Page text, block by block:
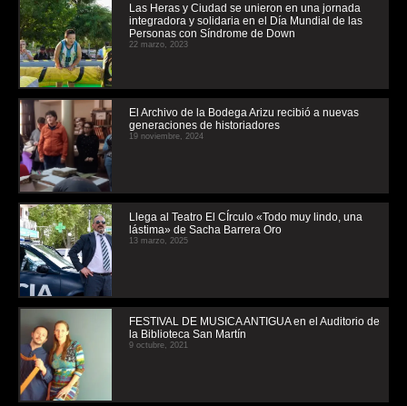
Las Heras y Ciudad se unieron en una jornada
integradora y solidaria en el Día Mundial de las
Personas con Síndrome de Down
22 marzo, 2023
El Archivo de la Bodega Arizu recibió a nuevas
generaciones de historiadores
19 noviembre, 2024
Llega al Teatro El CÍrculo «Todo muy lindo, una
lástima» de Sacha Barrera Oro
13 marzo, 2025
FESTIVAL DE MUSICA ANTIGUA en el Auditorio de
la Biblioteca San Martín
9 octubre, 2021